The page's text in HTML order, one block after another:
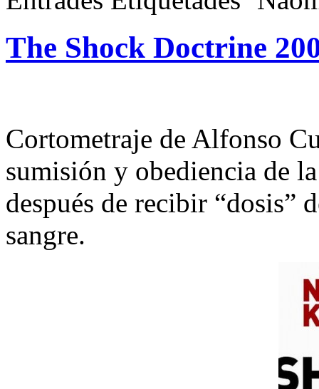
The Shock Doctrine
Cortometraje de Alfonso
sumisión y obediencia de
después de recibir “dosis”
sangre.